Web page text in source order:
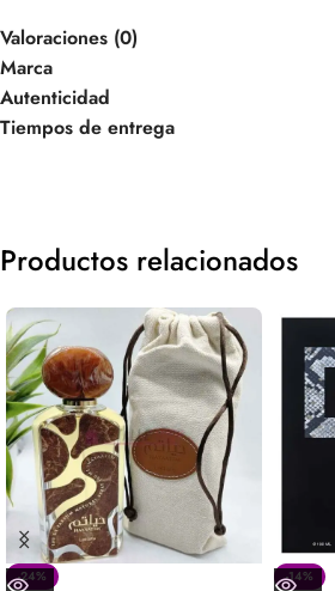
Valoraciones (0)
Marca
Autenticidad
Tiempos de entrega
Productos relacionados
-24%
-14%